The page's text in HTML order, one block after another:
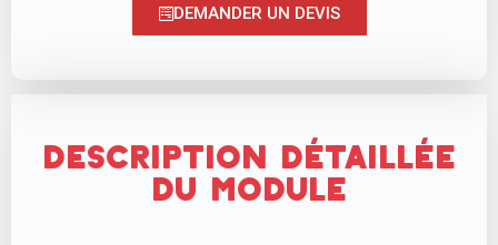
DEMANDER UN DEVIS
Description détaillée
du module